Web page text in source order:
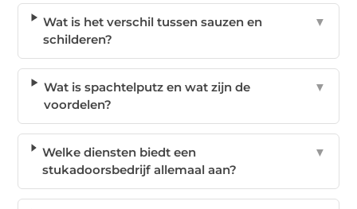
Wat is het verschil tussen sauzen en
schilderen?
▼
Wat is spachtelputz en wat zijn de
voordelen?
▼
Welke diensten biedt een
stukadoorsbedrijf allemaal aan?
▼